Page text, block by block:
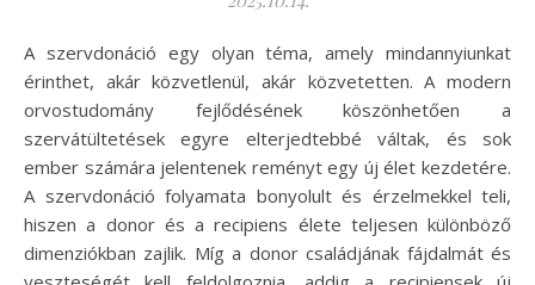
A szervdonáció egy olyan téma, amely mindannyiunkat
érinthet, akár közvetlenül, akár közvetetten. A modern
orvostudomány fejlődésének köszönhetően a
szervátültetések egyre elterjedtebbé váltak, és sok
ember számára jelentenek reményt egy új élet kezdetére.
A szervdonáció folyamata bonyolult és érzelmekkel teli,
hiszen a donor és a recipiens élete teljesen különböző
dimenziókban zajlik. Míg a donor családjának fájdalmát és